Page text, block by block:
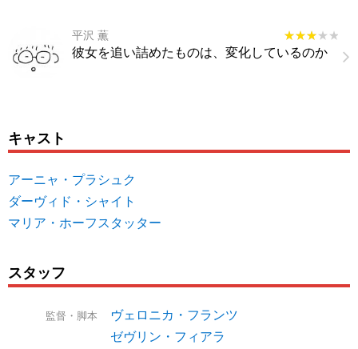
平沢 薫 ★★★★★
★★★★★
彼女を追い詰めたものは、変化しているのか
キャスト
アーニャ・プラシュク
ダーヴィド・シャイト
マリア・ホーフスタッター
スタッフ
監督・脚本
ヴェロニカ・フランツ
ゼヴリン・フィアラ